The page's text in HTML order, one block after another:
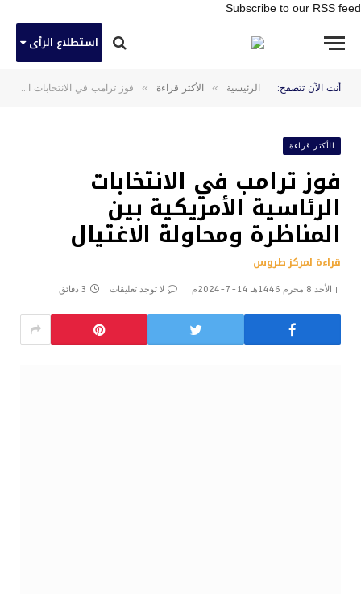
Subscribe to our RSS feed
استطلاع الرأى
أنت الآن تتصفح: الرئيسية » الأكثر قراءة » فوز ترامب في الانتخابات الرئاسية الأمريكية بين المناظرة ومحاولة الاغتيال
الأكثر قراءة
فوز ترامب في الانتخابات
الرئاسية الأمريكية بين
المناظرة ومحاولة الاغتيال
قراءة لمركز طروس
الأحد 8 محرم 1446هـ 14-7-2024م لا توجد تعليقات 3 دقائق